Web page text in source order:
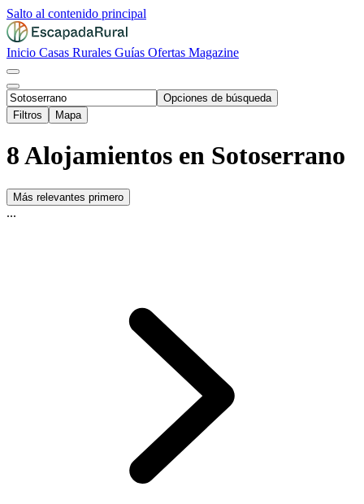
Salto al contenido principal
Inicio Casas Rurales Guías Ofertas Magazine
Opciones de búsqueda
Filtros
Mapa
8 Alojamientos en Sotoserrano
Más relevantes primero
...